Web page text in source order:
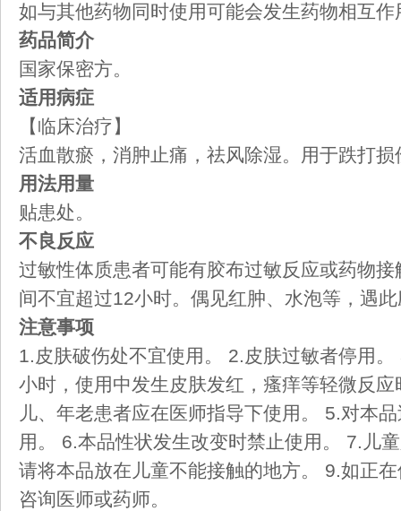
如与其他药物同时使用可能会发生药物相互
药品简介
国家保密方。
适用病症
【临床治疗】
活血散瘀，消肿止痛，祛风除湿。用于跌打
用法用量
贴患处。
不良反应
过敏性体质患者可能有胶布过敏反应或药物
间不宜超过12小时。偶见红肿、水泡等，遇
注意事项
1.皮肤破伤处不宜使用。 2.皮肤过敏者停用
小时，使用中发生皮肤发红，瘙痒等轻微反
儿、年老患者应在医师指导下使用。 5.对本
用。 6.本品性状发生改变时禁止使用。 7.儿
请将本品放在儿童不能接触的地方。 9.如正
咨询医师或药师。